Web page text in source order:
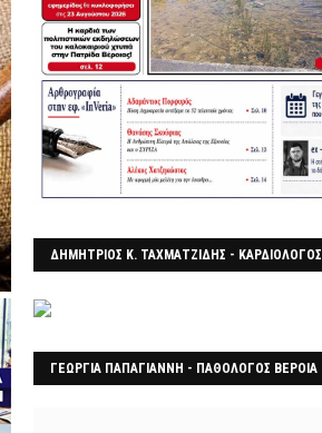
ΔΗΜΗΤΡΙΟΣ Κ. ΤΑΧΜΑΤΖΙΔΗΣ - ΚΑΡΔΙΟΛΟΓΟΣ
ΓΕΩΡΓΙΑ ΠΑΠΑΓΙΑΝΝΗ - ΠΑΘΟΛΟΓΟΣ ΒΕΡΟΙΑ